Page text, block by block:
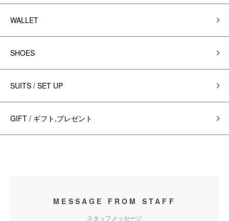
WALLET
SHOES
SUITS / SET UP
GIFT / ギフト,プレゼント
MESSAGE FROM STAFF
スタッフメッセージ